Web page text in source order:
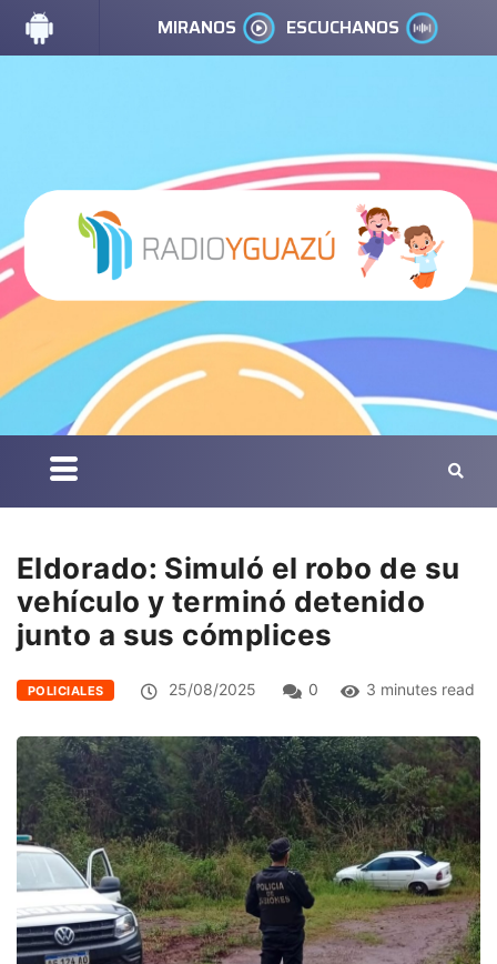
MIRANOS ESCUCHANOS
Eldorado: Simuló el robo de su
vehículo y terminó detenido
junto a sus cómplices
POLICIALES 25/08/2025 0 3 minutes read